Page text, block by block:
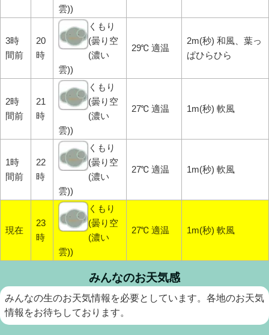
雲))
3時
間前
20
時
くもり
(曇り空
(濃い
雲))
29℃ 適温
2m(秒) 和風、葉っ
ぱひらひら
2時
間前
21
時
くもり
(曇り空
(濃い
雲))
27℃ 適温 1m(秒) 軟風
1時
間前
22
時
くもり
(曇り空
(濃い
雲))
27℃ 適温 1m(秒) 軟風
現在
23
時
くもり
(曇り空
(濃い
雲))
27℃ 適温 1m(秒) 軟風
みんなのお天気感
みんなの生のお天気情報を必要としています。各地のお天気
情報をお待ちしております。